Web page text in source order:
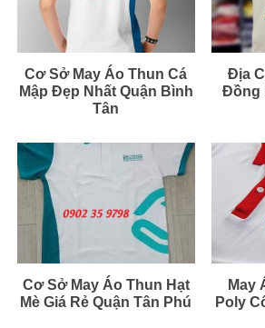
Cơ Sở May Áo Thun Cá
Mập Đẹp Nhất Quận Bình
Tân
Địa
Đồng
Cơ Sở May Áo Thun Hạt
Mè Giá Rẻ Quận Tân Phú
May
Poly